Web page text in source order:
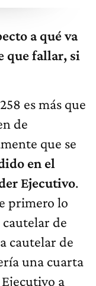
a qué va
que fallar, si
es más que
de
que se
en el
Ejecutivo.
primero lo
cautelar de
cautelar de
una cuarta
a